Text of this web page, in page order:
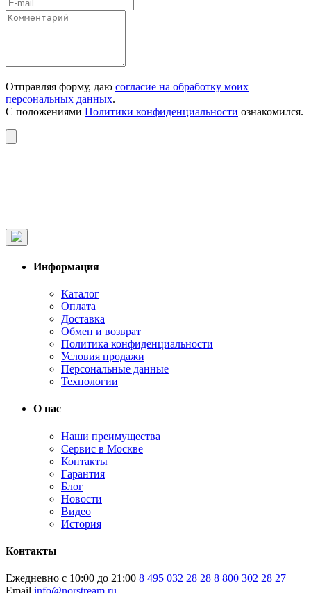
Отправляя форму, даю согласие на обработку моих
персональных данных.
С положениями Политики конфиденциальности ознакомился.
Информация
Каталог
Оплата
Доставка
Обмен и возврат
Политика конфиденциальности
Условия продажи
Персональные данные
Технологии
О нас
Наши преимущества
Сервис в Москве
Контакты
Гарантия
Блог
Новости
Видео
История
Контакты
Ежедневно с 10:00 до 21:00 8 495 032 28 28 8 800 302 28 27